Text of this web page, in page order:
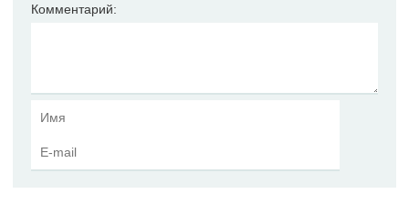
Комментарий: